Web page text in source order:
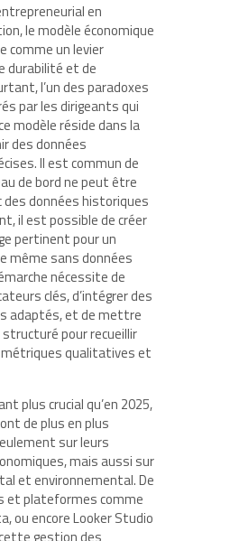
en
le modèle économique
comme un levier
durabilité et de
l’un des paradoxes
par les dirigeants qui
modèle réside dans la
des données
Il est commun de
de bord ne peut être
des données historiques
il est possible de créer
pertinent pour un
même sans données
nécessite de
clés, d’intégrer des
adaptés, et de mettre
structuré pour recueillir
qualitatives et
plus crucial qu’en 2025,
de plus en plus
sur leurs
mais aussi sur
et environnemental. De
et plateformes comme
ou encore Looker Studio